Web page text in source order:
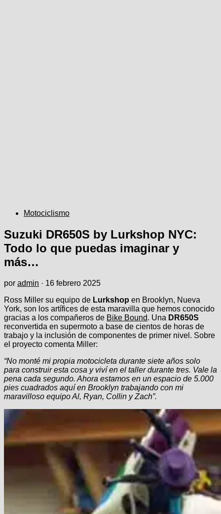
Motociclismo
Suzuki DR650S by Lurkshop NYC:
Todo lo que puedas imaginar y
más…
por admin · 16 febrero 2025
Ross Miller su equipo de Lurkshop en Brooklyn, Nueva
York, son los artífices de esta maravilla que hemos conocido
gracias a los compañeros de Bike Bound. Una DR650S
reconvertida en supermoto a base de cientos de horas de
trabajo y la inclusión de componentes de primer nivel. Sobre
el proyecto comenta Miller:
“No monté mi propia motocicleta durante siete años solo
para construir esta cosa y viví en el taller durante tres. Vale la
pena cada segundo. Ahora estamos en un espacio de 5.000
pies cuadrados aquí en Brooklyn trabajando con mi
maravilloso equipo Al, Ryan, Collin y Zach”.